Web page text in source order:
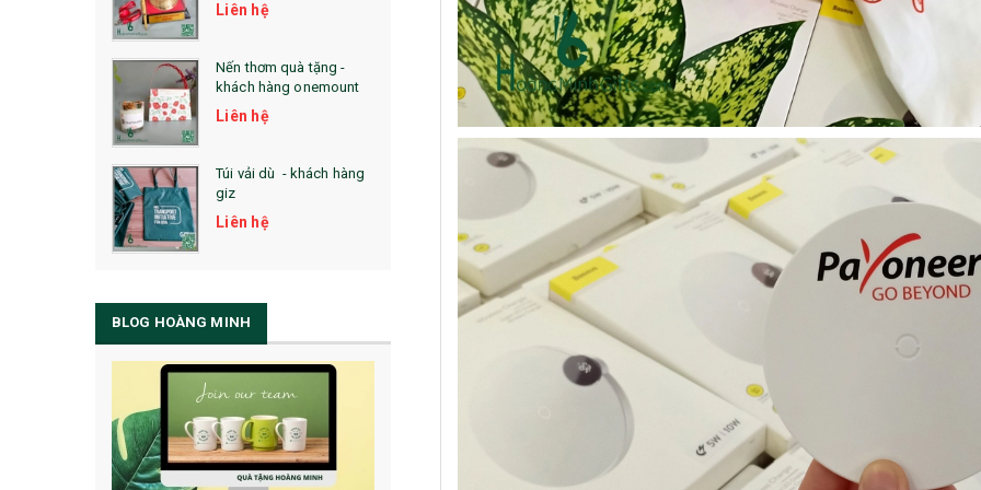
Liên hệ
Nến thơm quà tặng -
khách hàng onemount
Liên hệ
Túi vải dù - khách hàng
giz
Liên hệ
Liên hệ
Mũ bảo hộ hàn quốc
sseda - onehousing
Liên hệ
Vòng đeo tay cao su in
logo - khách hàng sun
Liên hệ
Loa bluetooth kimiso
bs02 - kh vicem
Liên hệ
khách hàng viện quản trị
kinh doanh
Liên hệ
BLOG HOÀNG MINH